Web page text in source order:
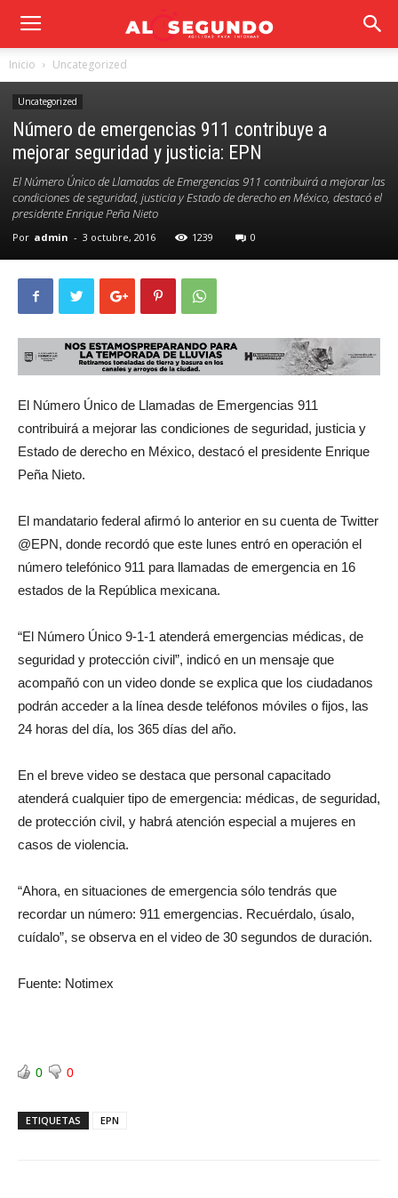
Inicio Uncategorized
Uncategorized
Número de emergencias 911 contribuye a
mejorar seguridad y justicia: EPN
El Número Único de Llamadas de Emergencias 911 contribuirá a mejorar las
condiciones de seguridad, justicia y Estado de derecho en México, destacó el
presidente Enrique Peña Nieto
Por admin - 3 octubre, 2016 1239 0
El Número Único de Llamadas de Emergencias 911
contribuirá a mejorar las condiciones de seguridad, justicia y
Estado de derecho en México, destacó el presidente Enrique
Peña Nieto.
El mandatario federal afirmó lo anterior en su cuenta de Twitter
@EPN, donde recordó que este lunes entró en operación el
número telefónico 911 para llamadas de emergencia en 16
estados de la República mexicana.
“El Número Único 9-1-1 atenderá emergencias médicas, de
seguridad y protección civil”, indicó en un mensaje que
acompañó con un video donde se explica que los ciudadanos
podrán acceder a la línea desde teléfonos móviles o fijos, las
24 horas del día, los 365 días del año.
En el breve video se destaca que personal capacitado
atenderá cualquier tipo de emergencia: médicas, de seguridad,
de protección civil, y habrá atención especial a mujeres en
casos de violencia.
“Ahora, en situaciones de emergencia sólo tendrás que
recordar un número: 911 emergencias. Recuérdalo, úsalo,
cuídalo”, se observa en el video de 30 segundos de duración.
Fuente: Notimex
0 0
ETIQUETAS EPN